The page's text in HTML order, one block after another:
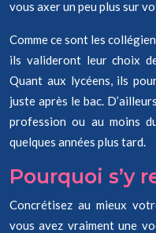
vous axer un peu plus sur
Comme ce sont les
ils valideront leur choix
Quant aux lycéens, ils
juste après le bac.
profession ou au moins
quelques années plus tard.
Pourquoi s’y
Concrétisez au mieux
vous avez vraiment une